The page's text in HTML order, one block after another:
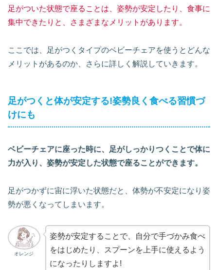
足がついた状態で座ることは、姿勢が安定したり、食事に
集中できたりと、さまざまなメリットがあります。
ここでは、足がつくタイプのベビーチェアを使うとどんな
メリットがあるのか、さらに詳しく解説していきます。
足がつくと体が安定する!姿勢良く食べる習慣づ
けにも
ベビーチェアに座った時に、足がしっかりつくことで体に
力が入り、姿勢が安定した状態で座ることができます。
足がつかずに宙に浮いた状態だと、体勢が不安定になり姿
勢が悪くなってしまいます。
オレンジ
姿勢が安定することで、自分で手づかみ食べ
をはじめたり、スプーンを上手に使えるよう
になったりしますよ!